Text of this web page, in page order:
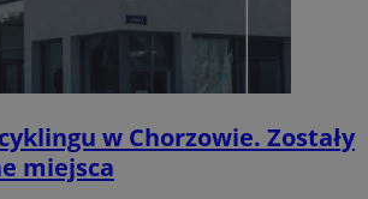
w Chorzowie. Zostały
miejsca